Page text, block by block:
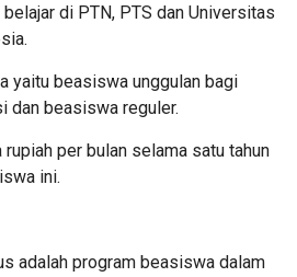
di PTN, PTS dan Universitas
yaitu beasiswa unggulan bagi
dan beasiswa reguler.
rupiah per bulan selama satu tahun
ini.
adalah program beasiswa dalam